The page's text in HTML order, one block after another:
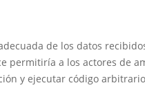
de los datos
permitiría a los actores de
y ejecutar código